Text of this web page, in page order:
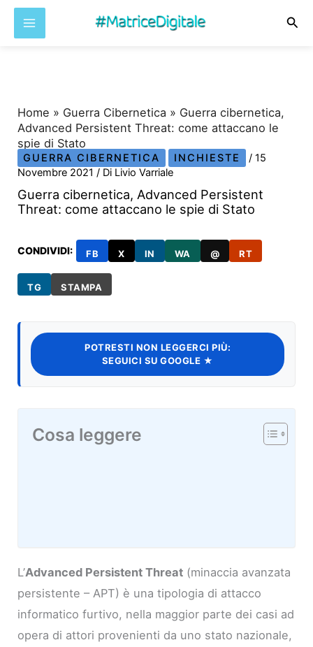
Home » Guerra Cibernetica » Guerra cibernetica,
Advanced Persistent Threat: come attaccano le
spie di Stato
GUERRA CIBERNETICA INCHIESTE /15
Novembre 2021/ Di Livio Varriale
Guerra cibernetica, Advanced Persistent
Threat: come attaccano le spie di Stato
CONDIVIDI: FB X IN WA @ RT
TG STAMPA
POTRESTI NON LEGGERCI PIÙ:
SEGUICI SU GOOGLE ★
Cosa leggere
L’Advanced Persistent Threat (minaccia avanzata
persistente – APT) è una tipologia di attacco
informatico furtivo, nella maggior parte dei casi ad
opera di attori provenienti da uno stato nazionale,